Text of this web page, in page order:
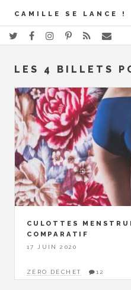
CAMILLE SE LANCE !
LES 4 BILLETS
CULOTTES
COMPARATIF
17 JUIN 2020
ZÉRO DÉCHET 12